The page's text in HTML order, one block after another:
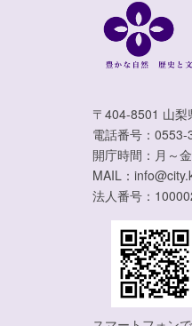
〒404-8501 山
電話番号：
開庁時間：月～
MAIL：
法人番号：